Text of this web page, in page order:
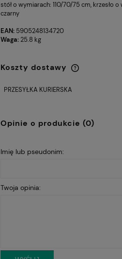
Cena
stół o wymiarach: 110/70/75 cm, krzesło
czarny
EAN: 5905248134720
Waga: 25.8 kg
Koszty dostawy
PRZESYŁKA KURIERSKA
Opinie o produkcie (0)
Imię lub pseudonim:
Twoja opinia: